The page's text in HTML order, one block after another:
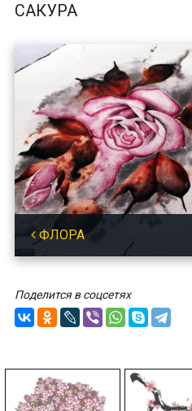
САКУРА
ФЛОРА
Поделится в соцсетях